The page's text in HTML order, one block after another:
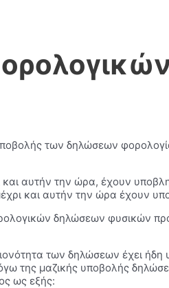
των δηλώσεων
αυτήν την ώρα, έχουν
και αυτήν την ώρα έχουν
δηλώσεων φυσικών
των δηλώσεων έχει
της μαζικής υποβολής
ως εξής: